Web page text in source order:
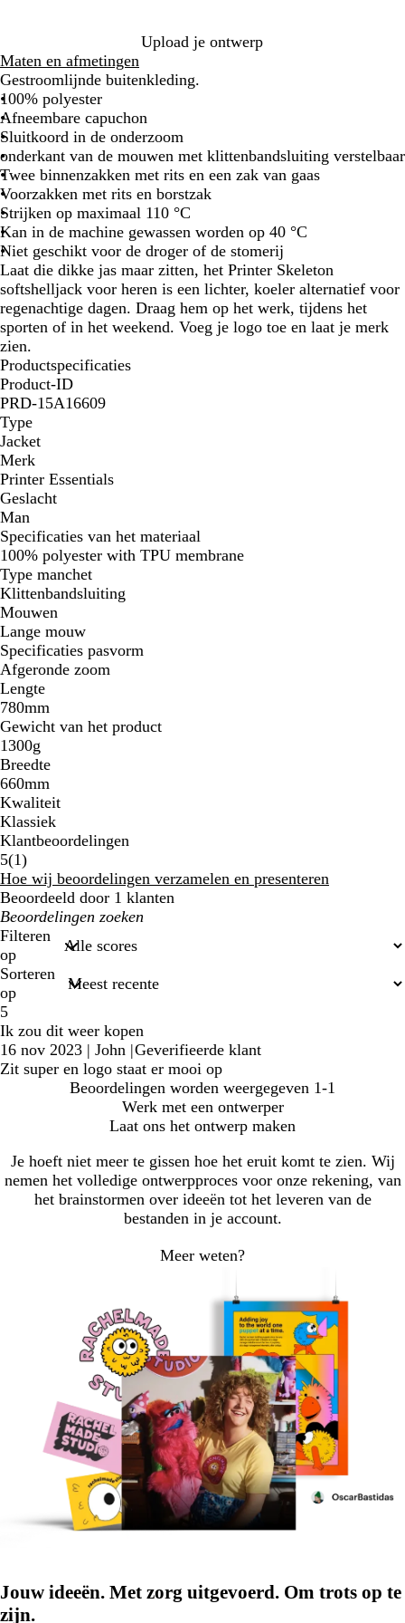
u
w
s
u
w
Upload je ontwerp
Maten en afmetingen
Gestroomlijnde buitenkleding.
100% polyester
Afneembare capuchon
Sluitkoord in de onderzoom
onderkant van de mouwen met klittenbandsluiting verstelbaar
Twee binnenzakken met rits en een zak van gaas
Voorzakken met rits en borstzak
Strijken op maximaal 110 °C
Kan in de machine gewassen worden op 40 °C
Niet geschikt voor de droger of de stomerij
Laat die dikke jas maar zitten, het Printer Skeleton
softshelljack voor heren is een lichter, koeler alternatief voor
regenachtige dagen. Draag hem op het werk, tijdens het
sporten of in het weekend. Voeg je logo toe en laat je merk
zien.
Productspecificaties
Product-ID
PRD-15A16609
Type
Jacket
Merk
Printer Essentials
Geslacht
Man
Specificaties van het materiaal
100% polyester with TPU membrane
Type manchet
Klittenbandsluiting
Mouwen
Lange mouw
Specificaties pasvorm
Afgeronde zoom
Lengte
780mm
Gewicht van het product
1300g
Breedte
660mm
Kwaliteit
Klassiek
Klantbeoordelingen
5(11
klantbeoordelingen
)
Hoe wij beoordelingen verzamelen en presenteren
Beoordeeld door 1 klanten
Mijn
zoekopdrachten
Filteren
op
Sorteren
op
5
Ik zou dit weer kopen
16 nov 2023 | John |Geverifieerde klant
Zit super en logo staat er mooi op
Beoordelingen worden weergegeven 1-1
Werk met een ontwerper
Laat ons het ontwerp maken
Je hoeft niet meer te gissen hoe het eruit komt te zien. Wij
nemen het volledige ontwerpproces voor onze rekening, van
het brainstormen over ideeën tot het leveren van de
bestanden in je account.
Meer weten?
Jouw ideeën. Met zorg uitgevoerd. Om trots op te
zijn.